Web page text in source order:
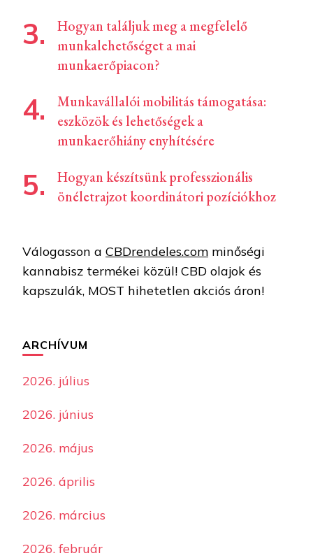
Hogyan találjuk meg a megfelelő
munkalehetőséget a mai
munkaerőpiacon?
Munkavállalói mobilitás támogatása:
eszközök és lehetőségek a
munkaerőhiány enyhítésére
Hogyan készítsünk professzionális
önéletrajzot koordinátori pozíciókhoz
Válogasson a CBDrendeles.com minőségi
kannabisz termékei közül! CBD olajok és
kapszulák, MOST hihetetlen akciós áron!
ARCHÍVUM
2026. július
2026. június
2026. május
2026. április
2026. március
2026. február